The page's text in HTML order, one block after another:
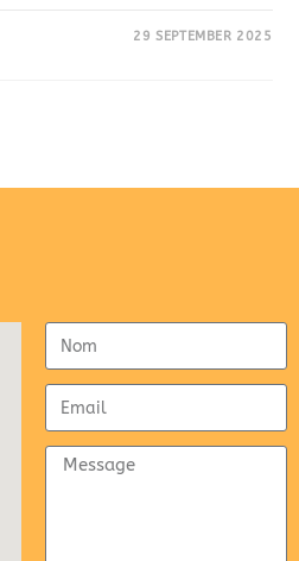
29 SEPTEMBER 2025